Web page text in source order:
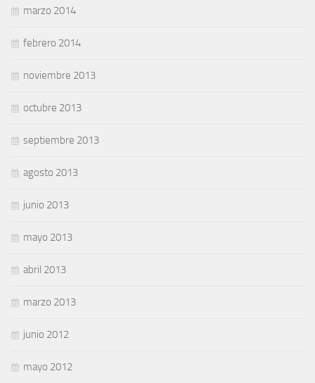
marzo 2014
febrero 2014
noviembre 2013
octubre 2013
septiembre 2013
agosto 2013
junio 2013
mayo 2013
abril 2013
marzo 2013
junio 2012
mayo 2012